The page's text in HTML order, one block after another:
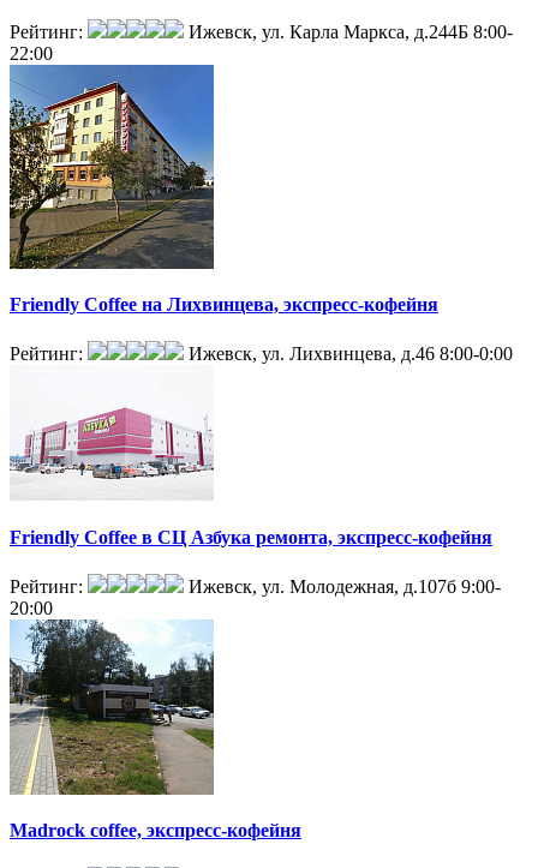
Рейтинг: Ижевск, ул. Карла Маркса, д.244Б 8:00-
22:00
Friendly Coffee на Лихвинцева, экспресс-кофейня
Рейтинг: Ижевск, ул. Лихвинцева, д.46 8:00-0:00
Friendly Coffee в СЦ Азбука ремонта, экспресс-кофейня
Рейтинг: Ижевск, ул. Молодежная, д.107б 9:00-
20:00
Madrock coffee, экспресс-кофейня